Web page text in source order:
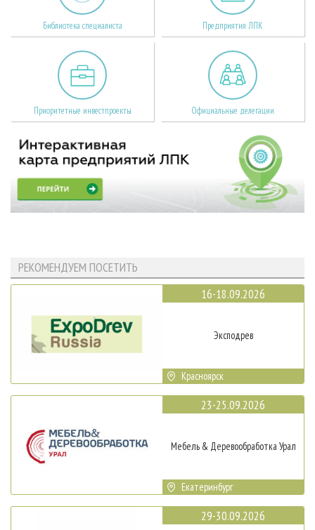
Библиотека специалиста Предприятия ЛПК
Приоритетные инвестпроекты Официальные делегации
РЕКОМЕНДУЕМ ПОСЕТИТЬ
16-18.09.2026
Эксподрев
Красноярск
23-25.09.2026
Мебель & Деревообработка Урал
Екатеринбург
29-30.09.2026